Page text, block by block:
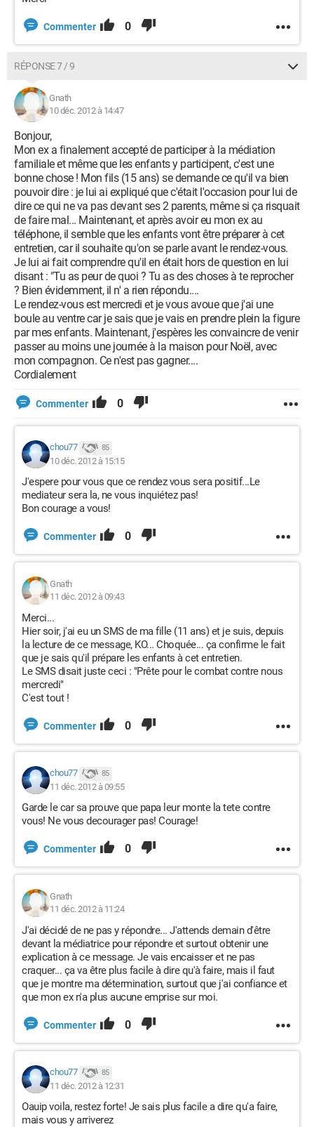
Commenter 0
RÉPONSE 7 / 9
Gnath
10 déc. 2012 à 14:47
Bonjour,
Mon ex a finalement accepté de participer à la médiation
familiale et même que les enfants y participent, c'est une
bonne chose ! Mon fils (15 ans) se demande ce qu'il va bien
pouvoir dire : je lui ai expliqué que c'était l'occasion pour lui de
dire ce qui ne va pas devant ses 2 parents, même si ça risquait
de faire mal... Maintenant, et après avoir eu mon ex au
téléphone, il semble que les enfants vont être préparer à cet
entretien, car il souhaite qu'on se parle avant le rendez-vous.
Je lui ai fait comprendre qu'il en était hors de question en lui
disant : "Tu as peur de quoi ? Tu as des choses à te reprocher
? Bien évidemment, il n' a rien répondu....
Le rendez-vous est mercredi et je vous avoue que j'ai une
boule au ventre car je sais que je vais en prendre plein la figure
par mes enfants. Maintenant, j'espères les convaincre de venir
passer au moins une journée à la maison pour Noël, avec
mon compagnon. Ce n'est pas gagner....
Cordialement
Commenter 0
chou77 85
10 déc. 2012 à 15:15
J'espere pour vous que ce rendez vous sera positif...Le
mediateur sera la, ne vous inquiétez pas!
Bon courage a vous!
Commenter 0
Gnath
11 déc. 2012 à 09:43
Merci...
Hier soir, j'ai eu un SMS de ma fille (11 ans) et je suis, depuis
la lecture de ce message, KO... Choquée... ça confirme le fait
que je sais qu'il prépare les enfants à cet entretien.
Le SMS disait juste ceci : "Prête pour le combat contre nous
mercredi"
C'est tout !
Commenter 0
chou77 85
11 déc. 2012 à 09:55
Garde le car sa prouve que papa leur monte la tete contre
vous! Ne vous decourager pas! Courage!
Commenter 0
Gnath
11 déc. 2012 à 11:24
J'ai décidé de ne pas y répondre... J'attends demain d'être
devant la médiatrice pour répondre et surtout obtenir une
explication à ce message. Je vais encaisser et ne pas
craquer... ça va être plus facile à dire qu'à faire, mais il faut
que je montre ma détermination, surtout que j'ai confiance et
que mon ex n'a plus aucune emprise sur moi.
Commenter 0
chou77 85
11 déc. 2012 à 12:31
Oauip voila, restez forte! Je sais plus facile a dire qu'a faire,
mais vous y arriverez